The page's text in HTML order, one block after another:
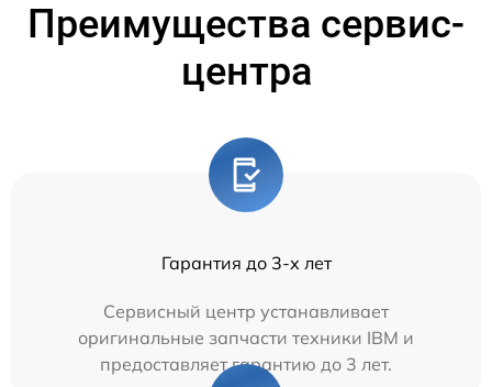
Преимущества сервис-
центра
Гарантия до 3-х лет
Сервисный центр устанавливает
оригинальные запчасти техники IBM и
предоставляет гарантию до 3 лет.